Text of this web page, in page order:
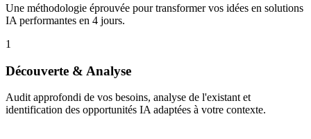
Une méthodologie éprouvée pour transformer vos idées en solutions
IA performantes en 4 jours.
1
Découverte & Analyse
Audit approfondi de vos besoins, analyse de l'existant et
identification des opportunités IA adaptées à votre contexte.